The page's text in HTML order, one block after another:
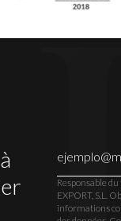
Responsable
EXPORT, S.L.
informations